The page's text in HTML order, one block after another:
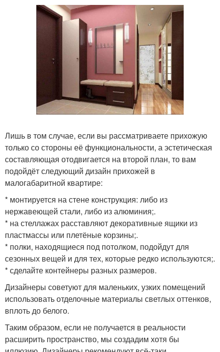
Лишь в том случае, если вы рассматриваете прихожую
только со стороны её функциональности, а эстетическая
составляющая отодвигается на второй план, то вам
подойдёт следующий дизайн прихожей в
малогабаритной квартире:
* монтируется на стене конструкция: либо из
нержавеющей стали, либо из алюминия;.
* на стеллажах расставляют декоративные ящики из
пластмассы или плетёные корзины;.
* полки, находящиеся под потолком, подойдут для
сезонных вещей и для тех, которые редко используются;.
* сделайте контейнеры разных размеров.
Дизайнеры советуют для маленьких, узких помещений
использовать отделочные материалы светлых оттенков,
вплоть до белого.
Таким образом, если не получается в реальности
расширить пространство, мы создадим хотя бы